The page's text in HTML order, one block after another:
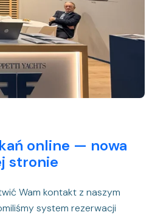
online — nowa
stronie
Wam kontakt z naszym
system rezerwacji